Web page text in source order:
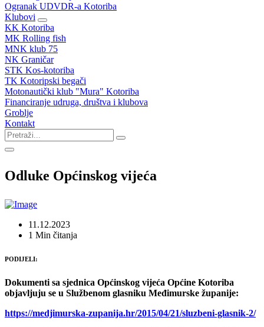
Ogranak UDVDR-a Kotoriba
Klubovi
KK Kotoriba
MK Rolling fish
MNK klub 75
NK Graničar
STK Kos-kotoriba
TK Kotoripski begači
Motonautički klub "Mura" Kotoriba
Financiranje udruga, društva i klubova
Groblje
Kontakt
Odluke Općinskog vijeća
11.12.2023
1 Min čitanja
PODIJELI:
Dokumenti sa sjednica Općinskog vijeća Općine Kotoriba
objavljuju se u Službenom glasniku Međimurske županije:
https://medjimurska-zupanija.hr/2015/04/21/sluzbeni-glasnik-2/